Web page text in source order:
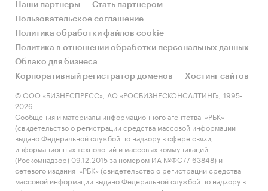
Наши партнеры
Стать партнером
Пользовательское соглашение
Политика обработки файлов cookie
Политика в отношении обработки персональных данных
Облако для бизнеса
Корпоративный регистратор доменов
Хостинг сайтов
© ООО «БИЗНЕСПРЕСС», АО «РОСБИЗНЕСКОНСАЛТИНГ», 1995-
2026.
Сообщения и материалы информационного агентства «РБК»
(свидетельство о регистрации средства массовой информации
выдано Федеральной службой по надзору в сфере связи,
информационных технологий и массовых коммуникаций
(Роскомнадзор) 09.12.2015 за номером ИА №ФС77-63848) и
сетевого издания «РБК» (свидетельство о регистрации средства
массовой информации выдано Федеральной службой по надзору в